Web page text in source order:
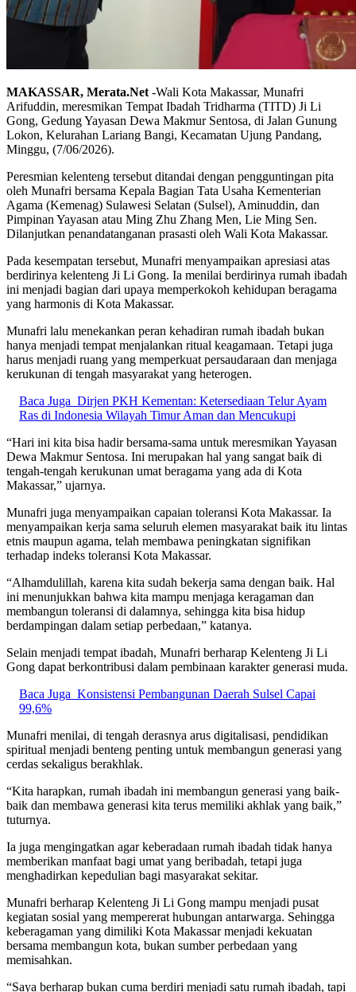
MAKASSAR, Merata.Net -Wali Kota Makassar, Munafri
Arifuddin, meresmikan Tempat Ibadah Tridharma (TITD) Ji Li
Gong, Gedung Yayasan Dewa Makmur Sentosa, di Jalan Gunung
Lokon, Kelurahan Lariang Bangi, Kecamatan Ujung Pandang,
Minggu, (7/06/2026).
Peresmian kelenteng tersebut ditandai dengan pengguntingan pita
oleh Munafri bersama Kepala Bagian Tata Usaha Kementerian
Agama (Kemenag) Sulawesi Selatan (Sulsel), Aminuddin, dan
Pimpinan Yayasan atau Ming Zhu Zhang Men, Lie Ming Sen.
Dilanjutkan penandatanganan prasasti oleh Wali Kota Makassar.
Pada kesempatan tersebut, Munafri menyampaikan apresiasi atas
berdirinya kelenteng Ji Li Gong. Ia menilai berdirinya rumah ibadah
ini menjadi bagian dari upaya memperkokoh kehidupan beragama
yang harmonis di Kota Makassar.
Munafri lalu menekankan peran kehadiran rumah ibadah bukan
hanya menjadi tempat menjalankan ritual keagamaan. Tetapi juga
harus menjadi ruang yang memperkuat persaudaraan dan menjaga
kerukunan di tengah masyarakat yang heterogen.
Baca Juga Dirjen PKH Kementan: Ketersediaan Telur Ayam
Ras di Indonesia Wilayah Timur Aman dan Mencukupi
“Hari ini kita bisa hadir bersama-sama untuk meresmikan Yayasan
Dewa Makmur Sentosa. Ini merupakan hal yang sangat baik di
tengah-tengah kerukunan umat beragama yang ada di Kota
Makassar,” ujarnya.
Munafri juga menyampaikan capaian toleransi Kota Makassar. Ia
menyampaikan kerja sama seluruh elemen masyarakat baik itu lintas
etnis maupun agama, telah membawa peningkatan signifikan
terhadap indeks toleransi Kota Makassar.
“Alhamdulillah, karena kita sudah bekerja sama dengan baik. Hal
ini menunjukkan bahwa kita mampu menjaga keragaman dan
membangun toleransi di dalamnya, sehingga kita bisa hidup
berdampingan dalam setiap perbedaan,” katanya.
Selain menjadi tempat ibadah, Munafri berharap Kelenteng Ji Li
Gong dapat berkontribusi dalam pembinaan karakter generasi muda.
Baca Juga Konsistensi Pembangunan Daerah Sulsel Capai
99,6%
Munafri menilai, di tengah derasnya arus digitalisasi, pendidikan
spiritual menjadi benteng penting untuk membangun generasi yang
cerdas sekaligus berakhlak.
“Kita harapkan, rumah ibadah ini membangun generasi yang baik-
baik dan membawa generasi kita terus memiliki akhlak yang baik,”
tuturnya.
Ia juga mengingatkan agar keberadaan rumah ibadah tidak hanya
memberikan manfaat bagi umat yang beribadah, tetapi juga
menghadirkan kepedulian bagi masyarakat sekitar.
Munafri berharap Kelenteng Ji Li Gong mampu menjadi pusat
kegiatan sosial yang mempererat hubungan antarwarga. Sehingga
keberagaman yang dimiliki Kota Makassar menjadi kekuatan
bersama membangun kota, bukan sumber perbedaan yang
memisahkan.
“Saya berharap bukan cuma berdiri menjadi satu rumah ibadah, tapi